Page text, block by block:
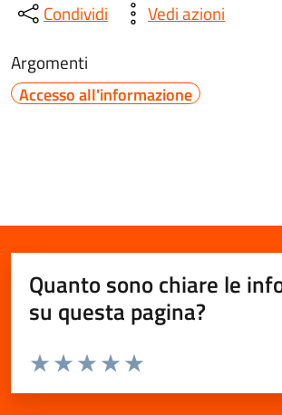
Condividi
Vedi azioni
Argomenti
Accesso all'informazione
Quanto sono chiare le
su questa pagina?
Valuta da 1 a 5 stelle la pagina
Valuta 5 stelle su 5
Valuta 4 stelle su 5
Valuta 3 stelle su 5
Valuta 2 stelle su 5
Valuta 1 stelle su 5